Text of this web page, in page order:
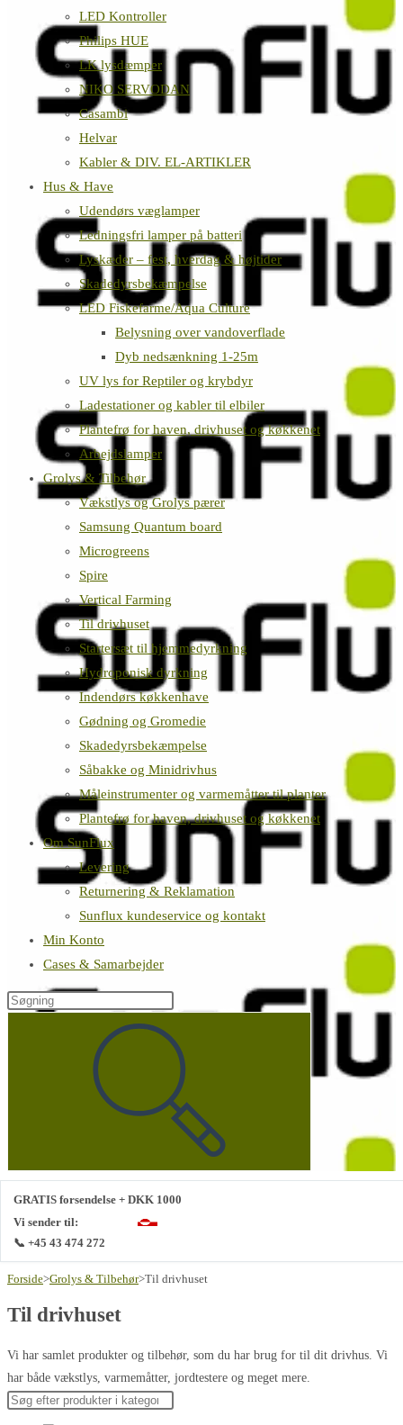
LED Kontroller
Philips HUE
LK lysdæmper
NIKO SERVODAN
Casambi
Helvar
Kabler & DIV. EL-ARTIKLER
Hus & Have
Udendørs væglamper
Ledningsfri lamper på batteri
Lyskæder – fest, hverdag & højtider
Skadedyrsbekæmpelse
LED Fiskefarme/Aqua Culture
Belysning over vandoverflade
Dyb nedsænkning 1-25m
UV lys for Reptiler og krybdyr
Ladestationer og kabler til elbiler
Plantefrø for haven, drivhuset og køkkenet
Arbejdslamper
Grolys & Tilbehør
Vækstlys og Grolys pærer
Samsung Quantum board
Microgreens
Spire
Vertical Farming
Til drivhuset
Startersæt til hjemmedyrkning
Hydroponisk dyrkning
Indendørs køkkenhave
Gødning og Gromedie
Skadedyrsbekæmpelse
Såbakke og Minidrivhus
Måleinstrumenter og varmemåtter til planter
Plantefrø for haven, drivhuset og køkkenet
Om SunFlux
Levering
Returnering & Reklamation
Sunflux kundeservice og kontakt
Min Konto
Cases & Samarbejder
Søg
GRATIS forsendelse + DKK 1000
Vi sender til:
📞 +45 43 474 272
Forside>Grolys & Tilbehør>Til drivhuset
Til drivhuset
Vi har samlet produkter og tilbehør, som du har brug for til dit drivhus. Vi
har både vækstlys, varmemåtter, jordtestere og meget mere.